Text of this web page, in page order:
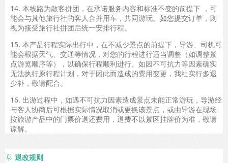
14. 本线路为散客拼团，在承诺服务内容和标准不变的前提下 ，可
能会与其他旅行社的客人合并用车，共同游玩。如您提交订单，则
视为接受旅行社拼团后统一安排行程。
15. 本产品行程实际出行中，在不减少景点的前提下，导游、司机可
能会根据天气、交通等情况，对您的行程进行适当调整（如调整景
点游览顺序等），以确保行程顺利进行。如因不可抗力等因素确实
无法执行原行程计划，对于因此而造成的费用变更，我社实行多退
少补，敬请配合。
16. 出游过程中，如遇不可抗力因素造成景点未能正常游玩，导游经
与客人协商后可根据实际情况取消或更换该景点，或由导游在现场
按旅游产品中的门票价退还费用，退费不以景区挂牌价为准，敬请
谅解。
 退改规则